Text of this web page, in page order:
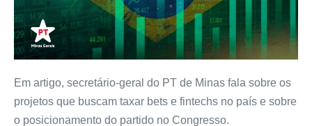
Em artigo, secretário-geral do PT de Minas fala sobre os
projetos que buscam taxar bets e fintechs no país e sobre
o posicionamento do partido no Congresso.